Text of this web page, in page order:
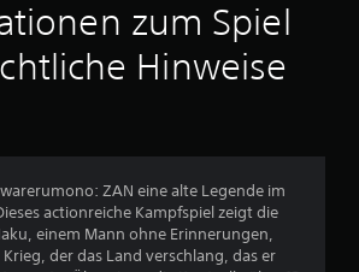
u
s
4
7
zum Spiel
Hinweise
ZAN eine alte Legende im
actionreiche Kampfspiel zeigt die
einem Mann ohne Erinnerungen,
der das Land verschlang, das er